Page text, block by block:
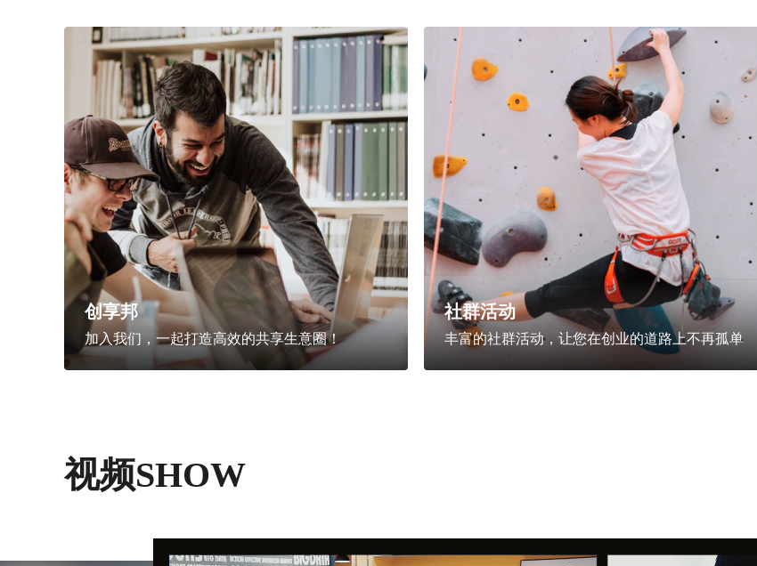
创享邦
加入我们，一起打造高效的共享生意圈！
社群活动
丰富的社群活动，让您在创业的道路上不再孤单
视频SHOW